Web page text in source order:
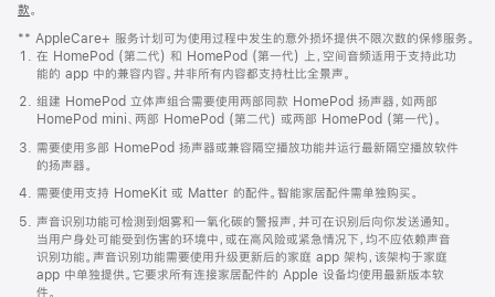
款。
窗
口
中
打
开)
** AppleCare+ 服务计划可为使用过程中发生的意外损坏提供不限次数的保修服务。
在 HomePod (第二代) 和 HomePod (第一代) 上，空间音频适用于支持此功
能的 app 中的兼容内容。并非所有内容都支持杜比全景声。
组建 HomePod 立体声组合需要使用两部同款 HomePod 扬声器，如两部
HomePod mini、两部 HomePod (第二代) 或两部 HomePod (第一代)。
需要使用多部 HomePod 扬声器或兼容隔空播放功能并运行最新隔空播放软件
的扬声器。
需要使用支持 HomeKit 或 Matter 的配件。智能家居配件需单独购买。
声音识别功能可检测到烟雾和一氧化碳的警报声，并可在识别后向你发送通知。
当用户身处可能受到伤害的环境中，或在高风险或紧急情况下，均不应依赖声音
识别功能。声音识别功能需要使用升级更新后的家庭 app 架构，该架构于家庭
app 中单独提供。它要求所有连接家居配件的 Apple 设备均使用最新版本软
件。